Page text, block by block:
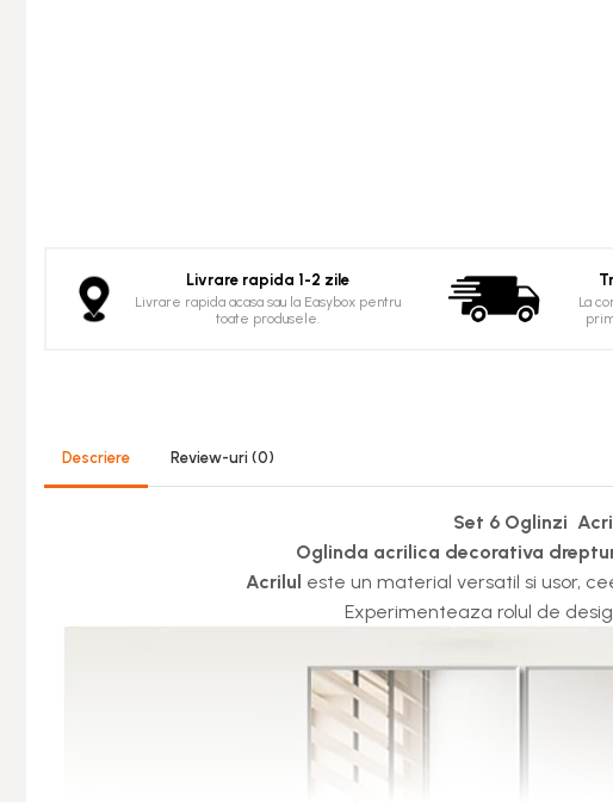
Accesorii Petrecere
Mousepad-uri
Periferice & PC
Livrare rapida 1-2 zile
Livrare rapida acasa sau la Easybox pentru
toate produsele.
La
Descriere Review-uri (0)
Set 6 Oglinzi
Oglinda acrilica decorativa
Acrilul este un material versatil si usor,
Experimenteaza rolul de